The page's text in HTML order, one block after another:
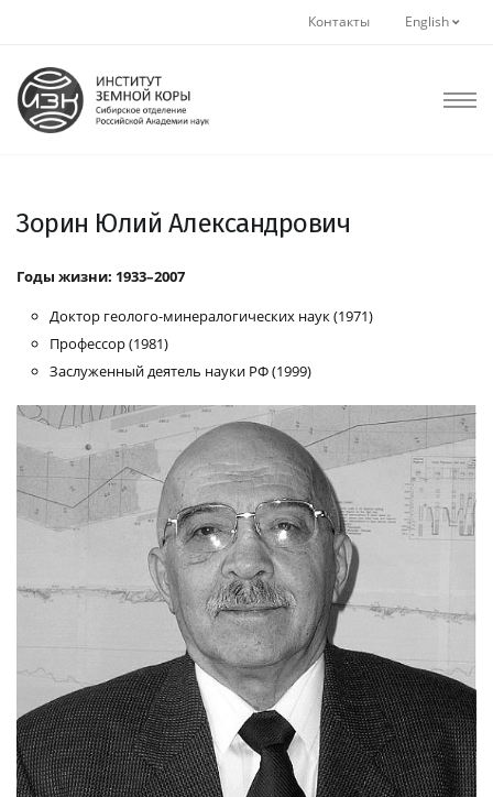
Контакты English
Зорин Юлий Александрович
Годы жизни: 1933–2007
Доктор геолого-минералогических наук (1971)
Профессор (1981)
Заслуженный деятель науки РФ (1999)